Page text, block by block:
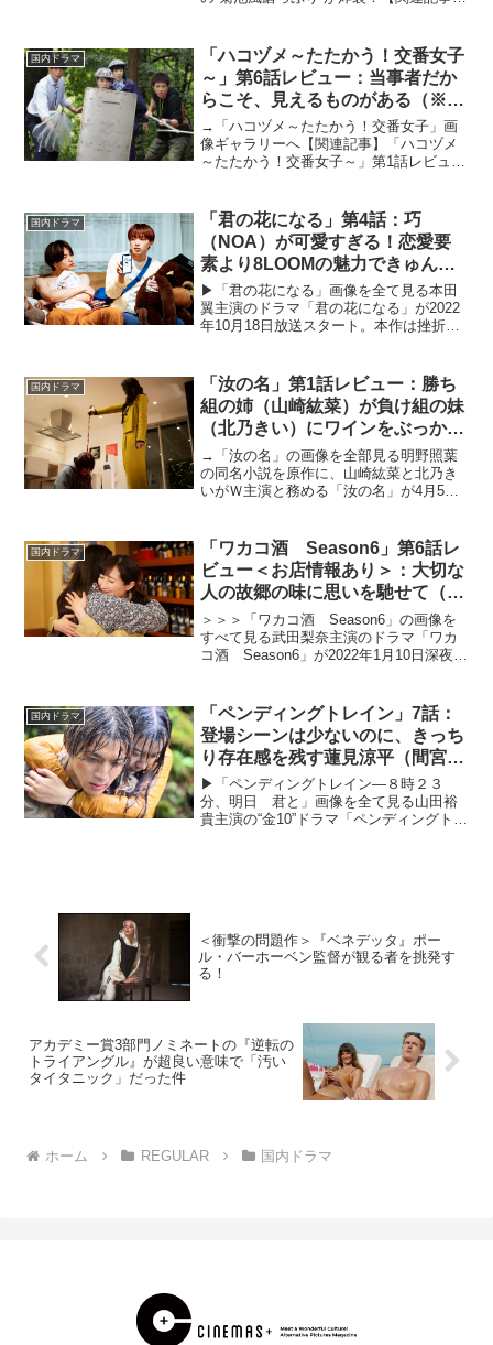
事】第3話レビュー：「顔も立派な個性」
って、いい言葉じ...
国内ドラマ
「ハコヅメ～たたかう！交番女子
～」第6話レビュー：当事者だか
らこそ、見えるものがある（※ス
トーリーネタバレあり）
→「ハコヅメ～たたかう！交番女子」画
像ギャラリーへ【関連記事】「ハコヅメ
～たたかう！交番女子～」第1話レビュ
う！交番女子～」第2話レビュー：他人と
自分を比べないほうが幸...
国内ドラマ
「君の花になる」第4話：巧
（NOA）が可愛すぎる！恋愛要
素より8LOOMの魅力できゅんと
したい
▶︎「君の花になる」画像を全て見る本田
翼主演のドラマ「君の花になる」が2022
年10月18日放送スタート。本作は挫折し
ム）”の寮母となり、一緒に“トップアーテ
ィス...
国内ドラマ
「汝の名」第1話レビュー：勝ち
組の姉（山崎紘菜）が負け組の妹
（北乃きい）にワインをぶっかけ
る！？謎しかなかった初回（※ス
トーリーネタバレあり）
→「汝の名」の画像を全部見る明野照葉
の同名小説を原作に、山崎紘菜と北乃き
いがＷ主演と務める「汝の名」が4月5日
隷」のような関係を築き上げ、憎しみ合
いながらも心の奥底で依...
国内ドラマ
「ワカコ酒 Season6」第6話レ
ビュー＜お店情報あり＞：大切な
人の故郷の味に思いを馳せて（※
ストーリーネタバレあり）
＞＞＞「ワカコ酒 Season6」の画像を
すべて見る武田梨奈主演のドラマ「ワカ
コ酒 Season6」が2022年1月10日深夜、
「ワカコ酒」（月刊コミックゼノン...
国内ドラマ
「ペンディングトレイン」7話：
登場シーンは少ないのに、きっち
り存在感を残す蓮見涼平（間宮祥
太朗）
▶︎「ペンディングトレイン―８時２３
分、明日 君と」画像を全て見る山田裕
貴主演の“金10”ドラマ「ペンディングトレ
＜衝撃の問題作＞『ベネデッタ』ポー
ル・バーホーベン監督が観る者を挑発す
る！
アカデミー賞3部門ノミネートの『逆転の
トライアングル』が超良い意味で「汚い
タイタニック」だった件
ホーム REGULAR 国内ドラマ